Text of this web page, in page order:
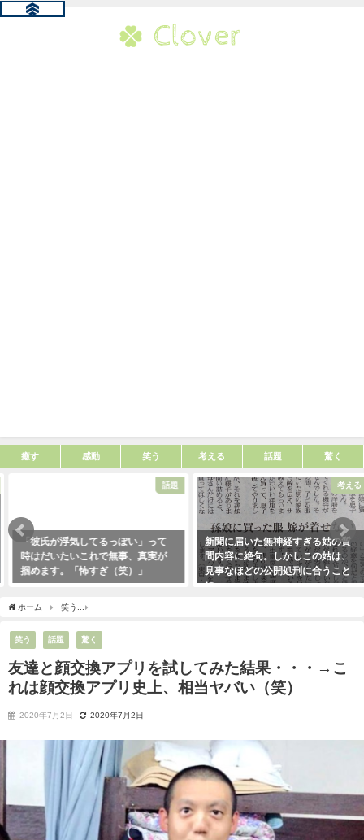
癒す 感動 笑う 考える 話題 驚く
話題
「彼氏が浮気してるっぽい」って
時はだいたいこれで無事、真実が
掴めます。「怖すぎ（笑）」
考える
新聞に届いた無神経すぎる姑の質
問内容に絶句。しかしこの姑は、
見事なほどの公開処刑に合うこと
に・・・
ホーム 笑う
笑う 話題 驚く
友達と顔交換アプリを試してみた結果・・・→こ
れは顔交換アプリ史上、相当ヤバい（笑）
2020年7月2日 2020年7月2日